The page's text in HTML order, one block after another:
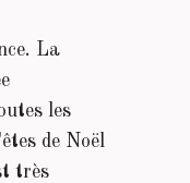
La
les
de Noël
très